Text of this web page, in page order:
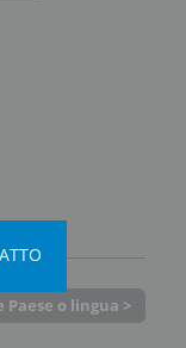
Paese o lingua >